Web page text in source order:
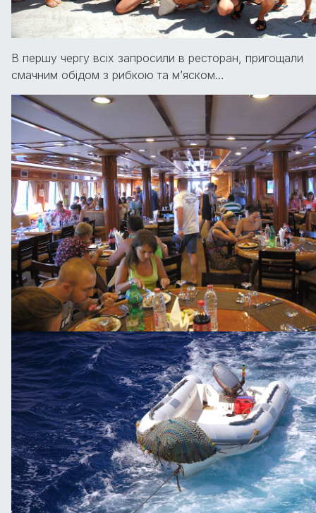
В першу чергу всіх запросили в ресторан, пригощали
смачним обідом з рибкою та м’яском…